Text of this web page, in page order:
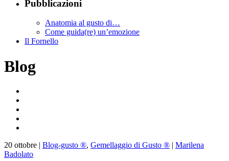
Pubblicazioni
Anatomia al gusto di…
Come guida(re) un’emozione
Il Fornello
Blog
20 ottobre | Blog-gusto ®, Gemellaggio di Gusto ® | Marilena
Badolato